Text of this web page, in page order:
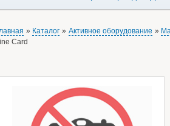
» Каталог » Активное оборудование »
Card